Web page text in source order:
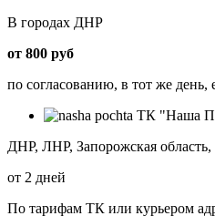
В городах ДНР
от 800 руб
по согласованию, в тот же день,
ТК "Наша
ДНР, ЛНР, Запорожская
от 2 дней
По тарифам ТК или курьером